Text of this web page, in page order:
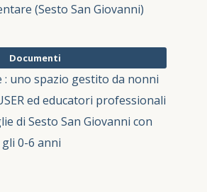
(Sesto San Giovanni)
Documenti
: uno spazio gestito da nonni
ed educatori professionali
di Sesto San Giovanni con
0-6 anni